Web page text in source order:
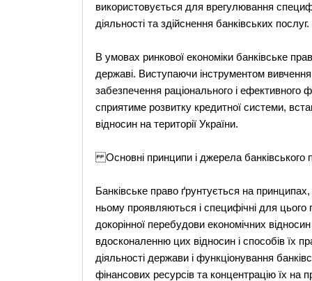
використовується для врегулювання
діяльності та здійснення банківських послуг.
В умовах ринкової економіки банківське
державі. Виступаючи інструментом
забезпечення раціонального і ефективного
сприятиме розвитку кредитної системи,
відносин на території України.
Основні принципи і джерела банківського
Банківське право ґрунтується на
ньому проявляються і специфічні для
докорінної перебудови економічних
вдосконаленню цих відносин і способів їх
діяльності держави і функціонування
фінансових ресурсів та концентрацію їх на